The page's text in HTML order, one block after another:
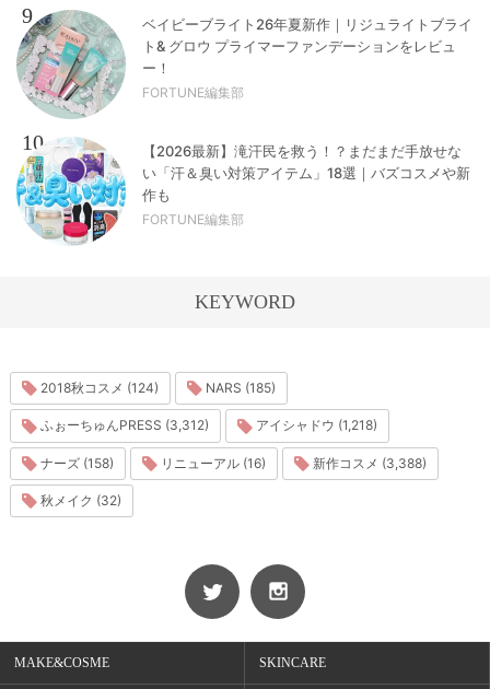
9
ベイビーブライト26年夏新作｜リジュライトブライ
ト& グロウ プライマーファンデーションをレビュ
ー！
FORTUNE編集部
10
【2026最新】滝汗民を救う！？まだまだ手放せな
い「汗＆臭い対策アイテム」18選｜バズコスメや新
作も
FORTUNE編集部
KEYWORD
2018秋コスメ (124) NARS (185)
ふぉーちゅんPRESS (3,312) アイシャドウ (1,218)
ナーズ (158) リニューアル (16) 新作コスメ (3,388)
秋メイク (32)
MAKE&COSME SKINCARE